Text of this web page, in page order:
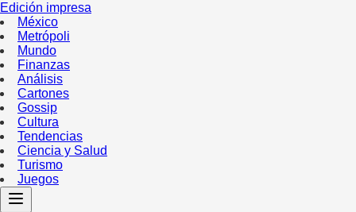
Edición impresa
México
Metrópoli
Mundo
Finanzas
Análisis
Cartones
Gossip
Cultura
Tendencias
Ciencia y Salud
Turismo
Juegos